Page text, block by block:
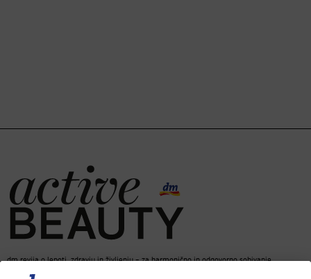
dm revija o lepoti, zdravju in življenju – za harmonično in odgovorno sobivanje.